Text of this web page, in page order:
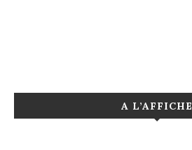
A L’AFFICHE